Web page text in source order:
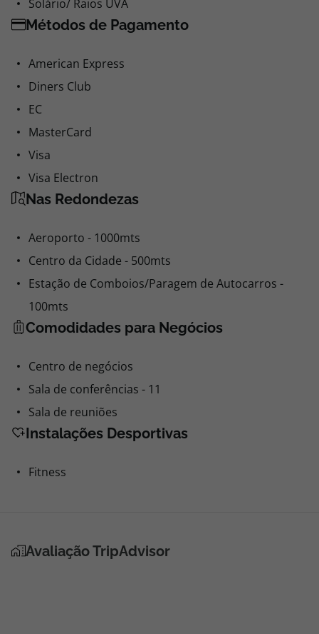
Solário/ Raios UVA
Métodos de Pagamento
American Express
Diners Club
EC
MasterCard
Visa
Visa Electron
Nas Redondezas
Aeroporto - 1000mts
Centro da Cidade - 500mts
Estação de Comboios/Paragem de Autocarros -
100mts
Comodidades para Negócios
Centro de negócios
Sala de conferências - 11
Sala de reuniões
Instalações Desportivas
Fitness
Avaliação TripAdvisor